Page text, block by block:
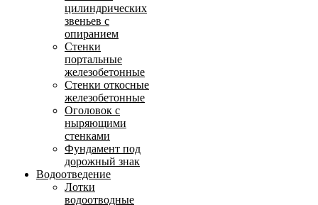
цилиндрических
звеньев с
опиранием
Стенки
портальные
железобетонные
Стенки откосные
железобетонные
Оголовок с
ныряющими
стенками
Фундамент под
дорожный знак
Водоотведение
Лотки
водоотводные